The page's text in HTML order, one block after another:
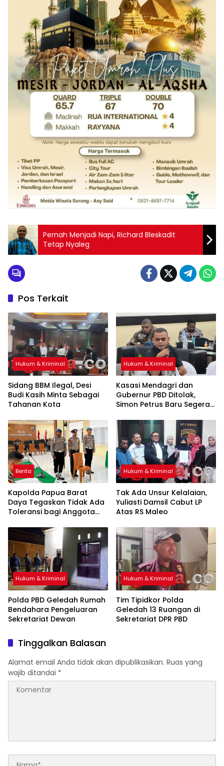
Pernah Menjadi Napi, Richard Bleskadit
Tetap Nyaleg
Pos Terkait
Hukum & Kriminal
Sidang BBM Ilegal, Desi
Budi Kasih Minta Sebagai
Tahanan Kota
Hukum & Kriminal
Kasasi Mendagri dan
Gubernur PBD Ditolak,
Simon Petrus Baru Segera
Berita
Kapolda Papua Barat
Daya Tegaskan Tidak Ada
Toleransi bagi Anggota
Hukum & Kriminal
Tak Ada Unsur Kelalaian,
Yuliasti Damsil Cabut LP
Atas RS Maleo
Hukum & Kriminal
Polda PBD Geledah Rumah
Bendahara Pengeluaran
Sekretariat Dewan
Hukum & Kriminal
Tim Tipidkor Polda
Geledah 13 Ruangan di
Sekretariat DPR PBD
Tinggalkan Balasan
Alamat email Anda tidak akan dipublikasikan. Ruas yang
wajib ditandai *